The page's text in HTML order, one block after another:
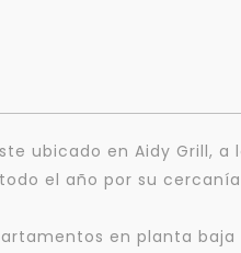
ubicado en Aidy Grill,
el año por su
en planta